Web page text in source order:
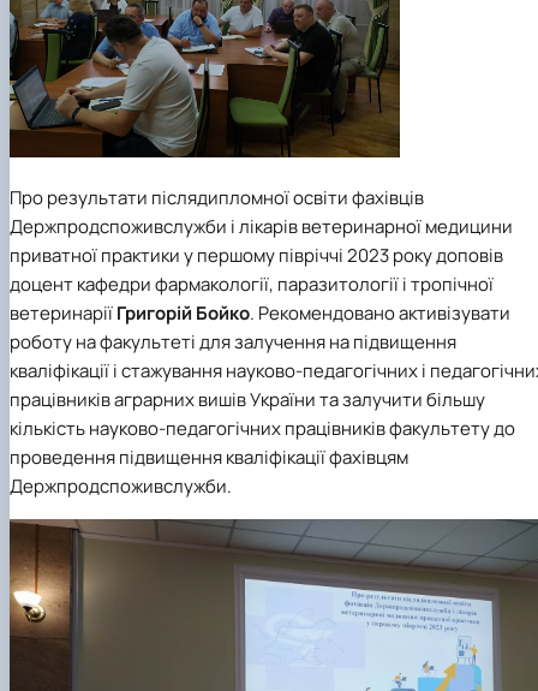
Про результати післядипломної освіти фахівців
Держпродспоживслужби і лікарів ветеринарної медицини
приватної практики у першому півріччі 2023 року доповів
доцент кафедри фармакології, паразитології і тропічної
ветеринаріїГригорій Бойко. Рекомендовано активізувати
роботу на факультеті для залучення на підвищення
кваліфікації і стажування науково-педагогічних і
працівників аграрних вишів України та залучити більшу
кількість науково-педагогічних працівників факультету до
проведення підвищення кваліфікації фахівцям
Держпродспоживслужби.